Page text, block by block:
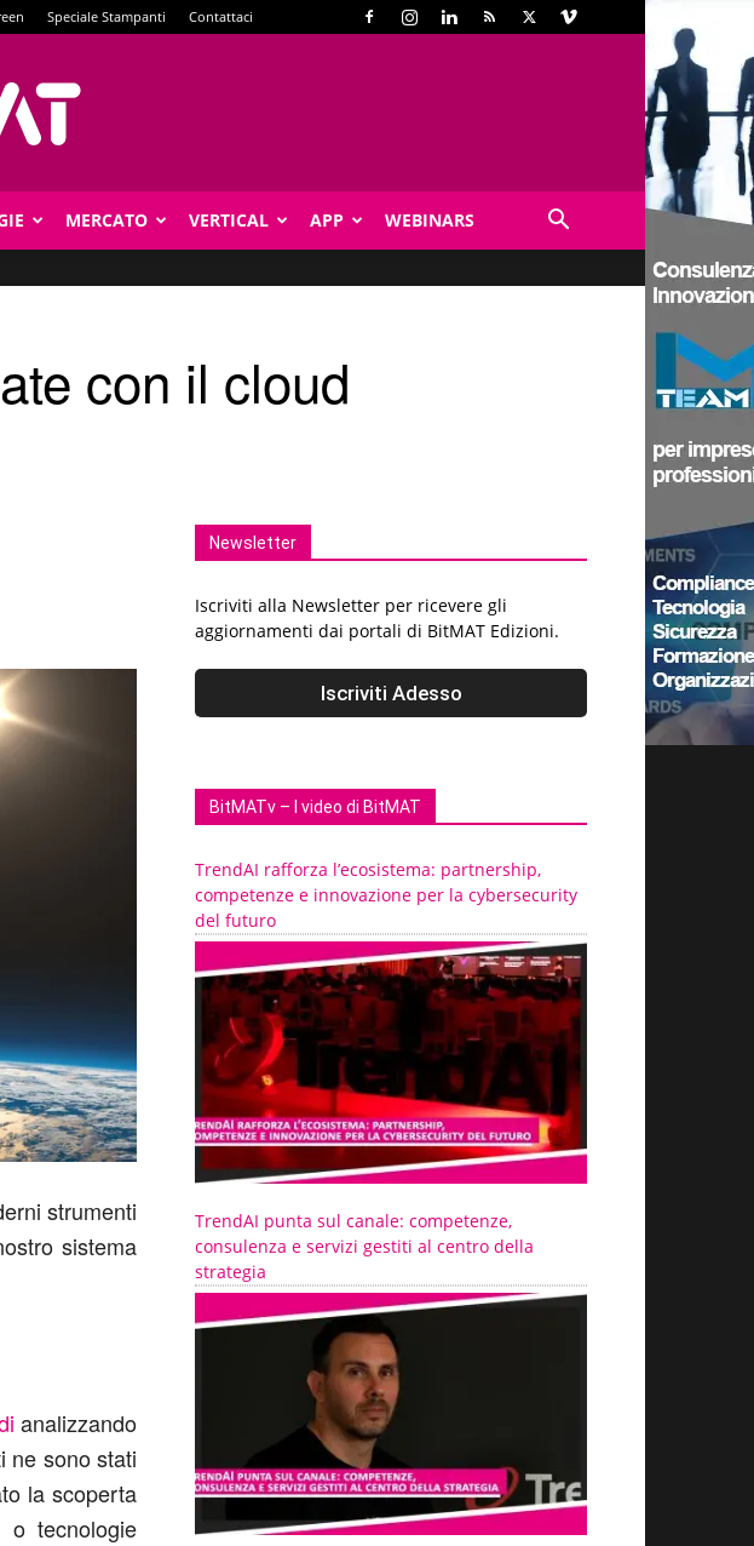
Speciale Stampanti Contattaci
MERCATO VERTICAL APP WEBINARS
con il cloud
strumenti
sistema
analizzando
ne sono stati
la scoperta
o tecnologie
Newsletter
Iscriviti alla Newsletter per ricevere gli
aggiornamenti dai portali di BitMAT Edizioni.
BitMATv – I video di BitMAT
TrendAI rafforza l’ecosistema: partnership,
competenze e innovazione per la cybersecurity
del futuro
TrendAI punta sul canale: competenze,
consulenza e servizi gestiti al centro della
strategia